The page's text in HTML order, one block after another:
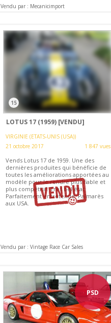
Vendu par : Mecanicimport
15
LOTUS 17 (1959) [VENDU]
VIRGINIE (ETATS-UNIS (USA))
21 octobre 2017
1 847 vues
Vends Lotus 17 de 1959. Une des
dernières produites qui bénéficie de
toutes les améliorations apportées au
modèle pour le rendre plus fiable et
plus compétitif. Très bel état.
Parfaitement entretenue. Palmarès
aux USA.
Vendu par : Vintage Race Car Sales
PSD